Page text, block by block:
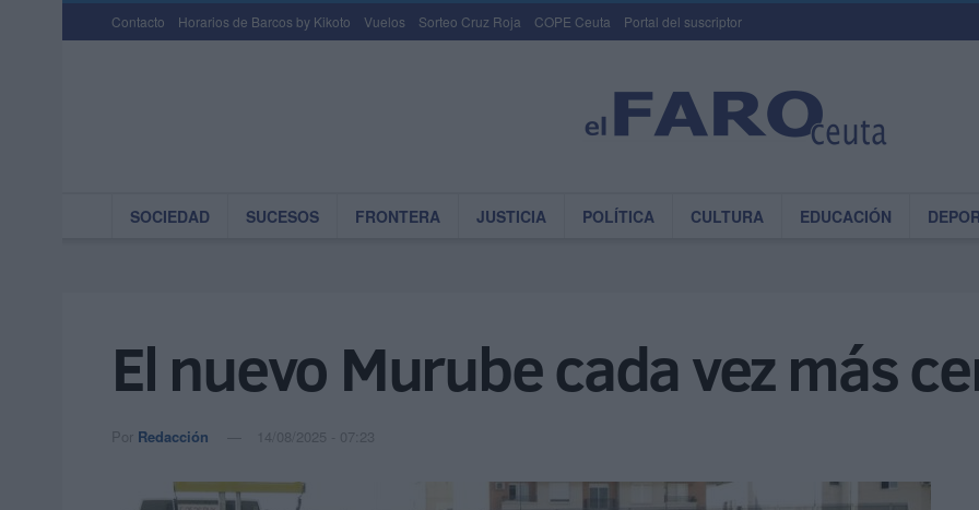
Contacto Horarios de Barcos by Kikoto Vuelos Sorteo Cruz Roja COPE Ceuta Portal del suscriptor
SOCIEDAD SUCESOS FRONTERA JUSTICIA POLÍTICA CULTURA EDUCACIÓN
El nuevo Murube cada vez más
Por Redacción 14/08/2025 - 07:23